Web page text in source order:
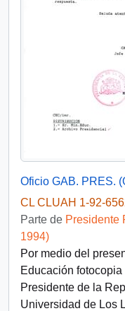
CL CLUAH 1-92-
Parte de Presidente
1994)
Por medio del
Educación
Presidente de la
Universidad de Los